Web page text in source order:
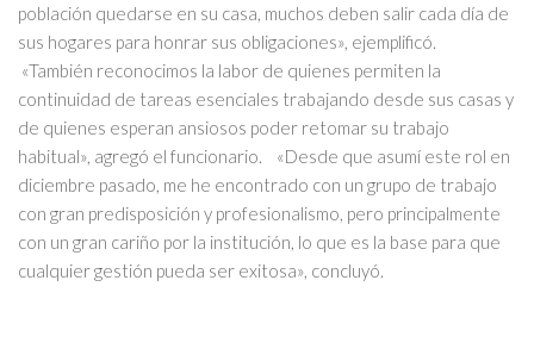
población quedarse en su casa, muchos deben salir cada día de
sus hogares para honrar sus obligaciones», ejemplificó.
«También reconocimos la labor de quienes permiten la
continuidad de tareas esenciales trabajando desde sus casas y
de quienes esperan ansiosos poder retomar su trabajo
habitual», agregó el funcionario. «Desde que asumí este rol en
diciembre pasado, me he encontrado con un grupo de trabajo
con gran predisposición y profesionalismo, pero principalmente
con un gran cariño por la institución, lo que es la base para que
cualquier gestión pueda ser exitosa», concluyó.